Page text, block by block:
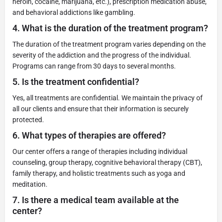
and behavioral addictions like gambling.
4. What is the duration of the treatment program?
The duration of the treatment program varies depending on the
severity of the addiction and the progress of the individual.
Programs can range from 30 days to several months.
5. Is the treatment confidential?
Yes, all treatments are confidential. We maintain the privacy of
all our clients and ensure that their information is securely
protected.
6. What types of therapies are offered?
Our center offers a range of therapies including individual
counseling, group therapy, cognitive behavioral therapy (CBT),
family therapy, and holistic treatments such as yoga and
meditation.
7. Is there a medical team available at the
center?